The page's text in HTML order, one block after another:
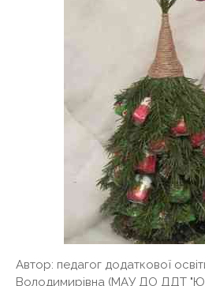
Автор: педагог додаткової
Володимирівна (МАУ ДО ДДТ